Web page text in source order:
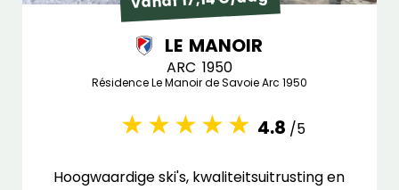
LE MANOIR
ARC 1950
Résidence Le Manoir de Savoie Arc 1950
4.8 /5
Hoogwaardige ski's, kwaliteitsuitrusting en